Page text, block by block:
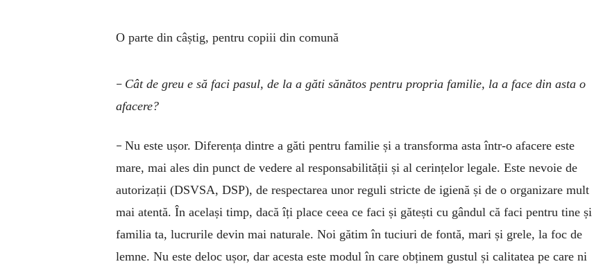
O parte din câștig, pentru copiii din comună
– Cât de greu e să faci pasul, de la a găti sănătos pentru propria familie, la a face din asta o
afacere?
– Nu este ușor. Diferența dintre a găti pentru familie și a transforma asta într-o afacere este
mare, mai ales din punct de vedere al responsabilității și al cerințelor legale. Este nevoie de
autorizații (DSVSA, DSP), de respectarea unor reguli stricte de igienă și de o organizare mult
mai atentă. În același timp, dacă îți place ceea ce faci și gătești cu gândul că faci pentru tine și
familia ta, lucrurile devin mai naturale. Noi gătim în tuciuri de fontă, mari și grele, la foc de
lemne. Nu este deloc ușor, dar acesta este modul în care obținem gustul și calitatea pe care ni